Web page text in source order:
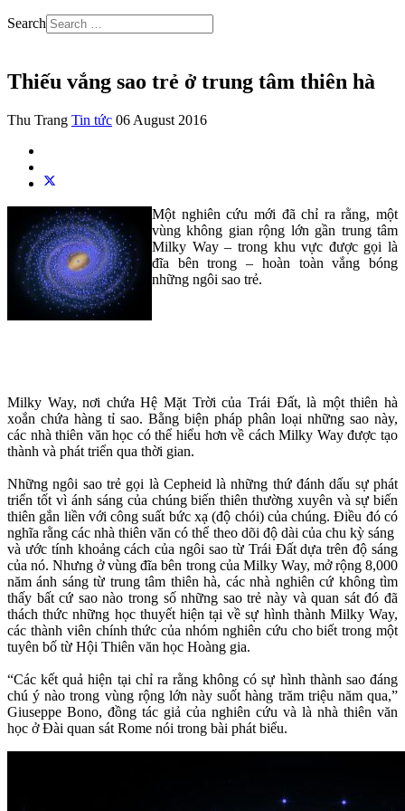
Search
Thiếu vắng sao trẻ ở trung tâm thiên hà
Thu Trang Tin tức 06 August 2016
Một nghiên cứu mới đã chỉ ra rằng, một
vùng không gian rộng lớn gần trung tâm
Milky Way – trong khu vực được gọi là
đĩa bên trong – hoàn toàn vắng bóng
những ngôi sao trẻ.
Milky Way, nơi chứa Hệ Mặt Trời của Trái Đất, là một thiên hà
xoắn chứa hàng tỉ sao. Bằng biện pháp phân loại những sao này,
các nhà thiên văn học có thể hiểu hơn về cách Milky Way được tạo
thành và phát triển qua thời gian.
Những ngôi sao trẻ gọi là Cepheid là những thứ đánh dấu sự phát
triển tốt vì ánh sáng của chúng biến thiên thường xuyên và sự biến
thiên gắn liền với công suất bức xạ (độ chói) của chúng. Điều đó có
nghĩa rằng các nhà thiên văn có thể theo dõi độ dài của chu kỳ sáng
và ước tính khoảng cách của ngôi sao từ Trái Đất dựa trên độ sáng
của nó. Nhưng ở vùng đĩa bên trong của Milky Way, mở rộng 8,000
năm ánh sáng từ trung tâm thiên hà, các nhà nghiên cứ không tìm
thấy bất cứ sao nào trong số những sao trẻ này và quan sát đó đã
thách thức những học thuyết hiện tại về sự hình thành Milky Way,
các thành viên chính thức của nhóm nghiên cứu cho biết trong một
tuyên bố từ Hội Thiên văn học Hoàng gia.
“Các kết quả hiện tại chỉ ra rằng không có sự hình thành sao đáng
chú ý nào trong vùng rộng lớn này suốt hàng trăm triệu năm qua,”
Giuseppe Bono, đồng tác giả của nghiên cứu và là nhà thiên văn
học ở Đài quan sát Rome nói trong bài phát biểu.